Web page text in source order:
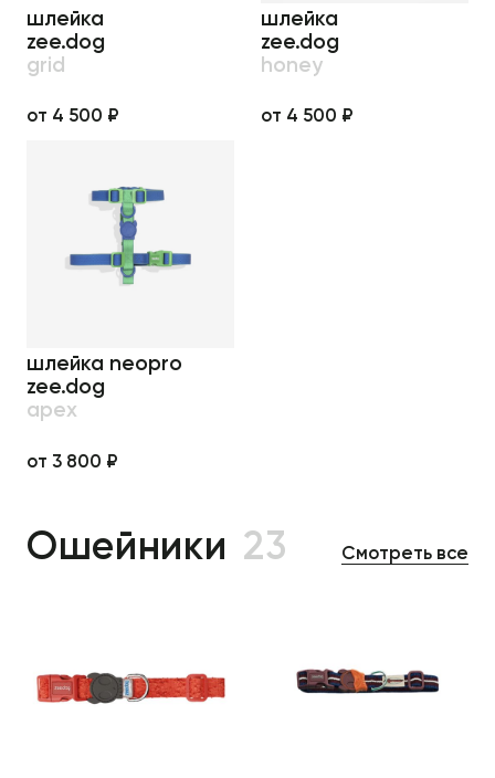
шлейка
zee.dog
grid
от 4 500 ₽
шлейка
zee.dog
honey
от 4 500 ₽
шлейка neopro
zee.dog
apex
от 3 800 ₽
Ошейники 23 Смотреть все